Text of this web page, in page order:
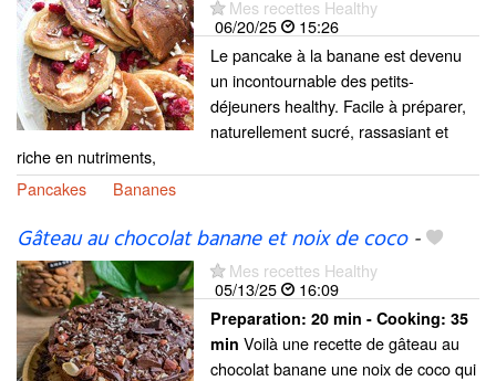
Mes recettes Healthy
06/20/25
15:26
Le pancake à la banane est devenu
un incontournable des petits-
déjeuners healthy. Facile à préparer,
naturellement sucré, rassasiant et
riche en nutriments,
Pancakes
Bananes
Gâteau au chocolat banane et noix de coco-
Mes recettes Healthy
05/13/25
16:09
Preparation: 20 min - Cooking: 35
min Voilà une recette de gâteau au
chocolat banane une noix de coco qui